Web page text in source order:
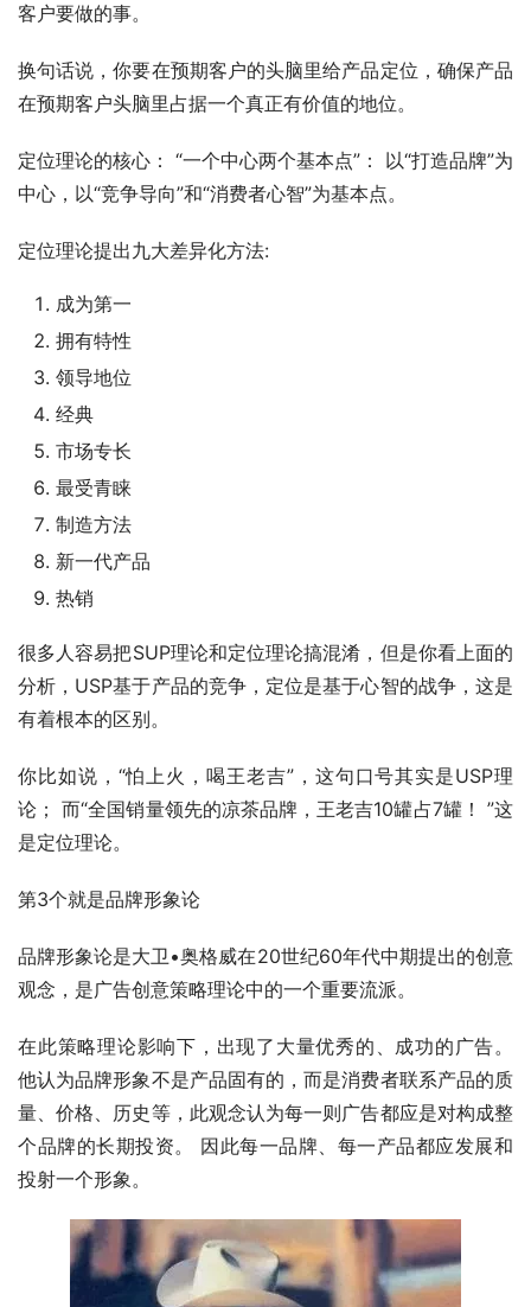
客户要做的事。
换句话说，你要在预期客户的头脑里给产品定位，确保产品
在预期客户头脑里占据一个真正有价值的地位。
定位理论的核心： “一个中心两个基本点”： 以“打造品牌”为
中心，以“竞争导向”和“消费者心智”为基本点。
定位理论提出九大差异化方法:
成为第一
拥有特性
领导地位
经典
市场专长
最受青睐
制造方法
新一代产品
热销
很多人容易把SUP理论和定位理论搞混淆，但是你看上面的
分析，USP基于产品的竞争，定位是基于心智的战争，这是
有着根本的区别。
你比如说，“怕上火，喝王老吉”，这句口号其实是USP理
论； 而“全国销量领先的凉茶品牌，王老吉10罐占7罐！ ”这
是定位理论。
第3个就是品牌形象论
品牌形象论是大卫•奥格威在20世纪60年代中期提出的创意
观念，是广告创意策略理论中的一个重要流派。
在此策略理论影响下，出现了大量优秀的、成功的广告。
他认为品牌形象不是产品固有的，而是消费者联系产品的质
量、价格、历史等，此观念认为每一则广告都应是对构成整
个品牌的长期投资。 因此每一品牌、每一产品都应发展和
投射一个形象。